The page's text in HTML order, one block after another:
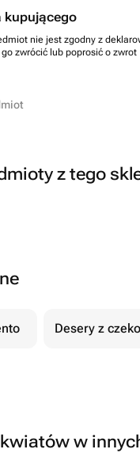
kupującego
nie jest zgodny z
zwrócić lub poprosić o zwrot
z tego
Desery z
w